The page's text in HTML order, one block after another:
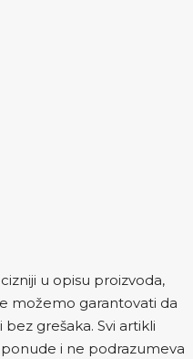
u opisu proizvoda,
možemo garantovati da
grešaka. Svi artikli
i ne podrazumeva